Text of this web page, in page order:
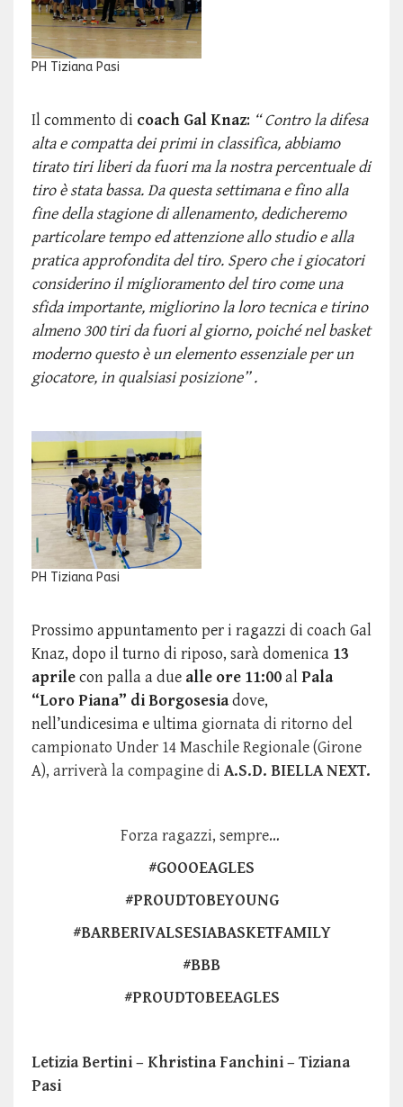
PH Tiziana Pasi
Il commento di coach Gal Knaz: “ Contro la difesa
alta e compatta dei primi in classifica, abbiamo
tirato tiri liberi da fuori ma la nostra percentuale di
tiro è stata bassa. Da questa settimana e fino alla
fine della stagione di allenamento, dedicheremo
particolare tempo ed attenzione allo studio e alla
pratica approfondita del tiro. Spero che i giocatori
considerino il miglioramento del tiro come una
sfida importante, migliorino la loro tecnica e tirino
almeno 300 tiri da fuori al giorno, poiché nel basket
moderno questo è un elemento essenziale per un
giocatore, in qualsiasi posizione” .
PH Tiziana Pasi
Prossimo appuntamento per i ragazzi di coach Gal
Knaz, dopo il turno di riposo, sarà domenica 13
aprilecon palla a due alle ore 11:00alPala
“Loro Piana” di Borgosesiadove,
nell’undicesima e ultima giornata di ritorno del
campionato Under 14 Maschile Regionale (Girone
A), arriverà la compagine di A.S.D. BIELLA NEXT.
Forza ragazzi, sempre…
#GOOOEAGLES
#PROUDTOBEYOUNG
#BARBERIVALSESIABASKETFAMILY
#BBB
#PROUDTOBEEAGLES
Letizia Bertini – Khristina Fanchini – Tiziana
Pasi